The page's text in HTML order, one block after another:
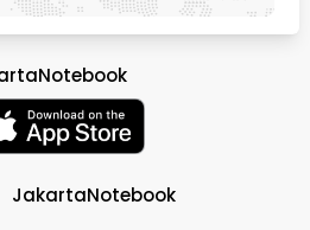
JakartaNotebook